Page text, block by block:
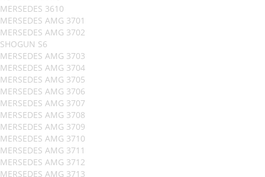
MERSEDES 3610
MERSEDES AMG 3701
MERSEDES AMG 3702
SHOGUN S6
MERSEDES AMG 3703
MERSEDES AMG 3704
MERSEDES AMG 3705
MERSEDES AMG 3706
MERSEDES AMG 3707
MERSEDES AMG 3708
MERSEDES AMG 3709
MERSEDES AMG 3710
MERSEDES AMG 3711
MERSEDES AMG 3712
MERSEDES AMG 3713